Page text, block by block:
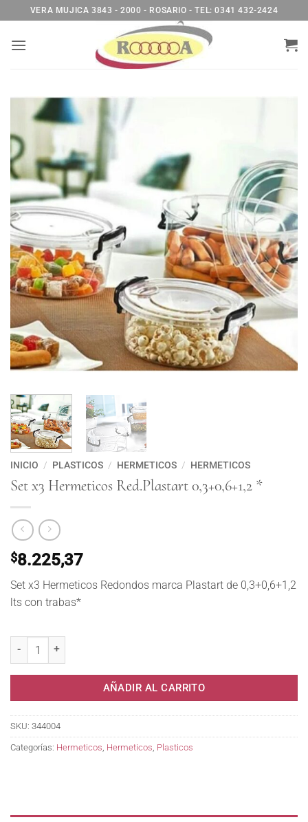
al
contenido
VERA MUJICA 3843 - 2000 - ROSARIO - TEL: 0341 432-2424
INICIO / PLASTICOS / HERMETICOS / HERMETICOS
Set x3 Hermeticos Red.Plastart 0,3+0,6+1,2 *
$8.225,37
Set x3 Hermeticos Redondos marca Plastart de 0,3+0,6+1,2
lts con trabas*
AÑADIR AL CARRITO
SKU: 344004
Categorías: Hermeticos Hermeticos Plasticos